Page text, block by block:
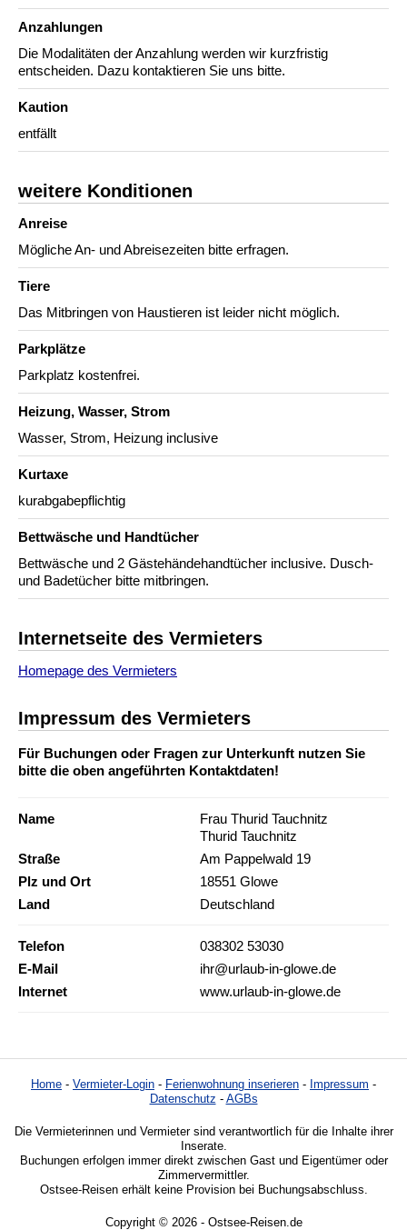
Anzahlungen
Die Modalitäten der Anzahlung werden wir kurzfristig
entscheiden. Dazu kontaktieren Sie uns bitte.
Kaution
entfällt
weitere Konditionen
Anreise
Mögliche An- und Abreisezeiten bitte erfragen.
Tiere
Das Mitbringen von Haustieren ist leider nicht möglich.
Parkplätze
Parkplatz kostenfrei.
Heizung, Wasser, Strom
Wasser, Strom, Heizung inclusive
Kurtaxe
kurabgabepflichtig
Bettwäsche und Handtücher
Bettwäsche und 2 Gästehändehandtücher inclusive. Dusch-
und Badetücher bitte mitbringen.
Internetseite des Vermieters
Homepage des Vermieters
Impressum des Vermieters
Für Buchungen oder Fragen zur Unterkunft nutzen Sie
bitte die oben angeführten Kontaktdaten!
Name
Frau Thurid Tauchnitz
Thurid Tauchnitz
Straße
Am Pappelwald 19
Plz und Ort
18551 Glowe
Land
Deutschland
Telefon
038302 53030
E-Mail
ihr@urlaub-in-glowe.de
Internet
www.urlaub-in-glowe.de
Home - Vermieter-Login - Ferienwohnung inserieren - Impressum -
Datenschutz - AGBs
Die Vermieterinnen und Vermieter sind verantwortlich für die Inhalte ihrer
Inserate.
Buchungen erfolgen immer direkt zwischen Gast und Eigentümer oder
Zimmervermittler.
Ostsee-Reisen erhält keine Provision bei Buchungsabschluss.
Copyright © 2026 - Ostsee-Reisen.de